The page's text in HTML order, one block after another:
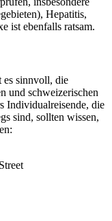
Hepatitis,
ist ebenfalls ratsam.
es sinnvoll, die
und schweizerischen
Individualreisende, die
sind, sollten wissen,